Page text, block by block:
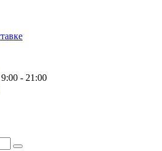
9:00 - 21:00